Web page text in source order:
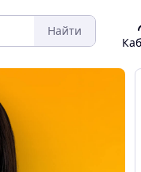
Найти